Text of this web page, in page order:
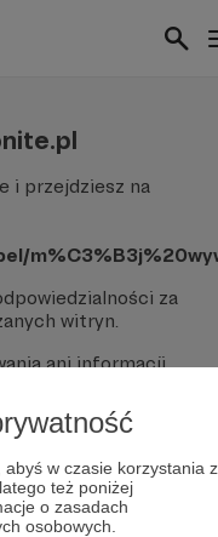
w czasie korzystania z
też poniżej
o zasadach
osobowych.
i przejdziesz na
za
witryn.
ani informacji
klikniesz przycisk